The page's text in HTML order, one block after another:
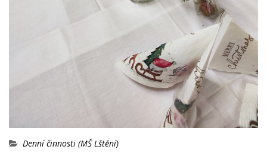
Denní činnosti (MŠ Lštění)